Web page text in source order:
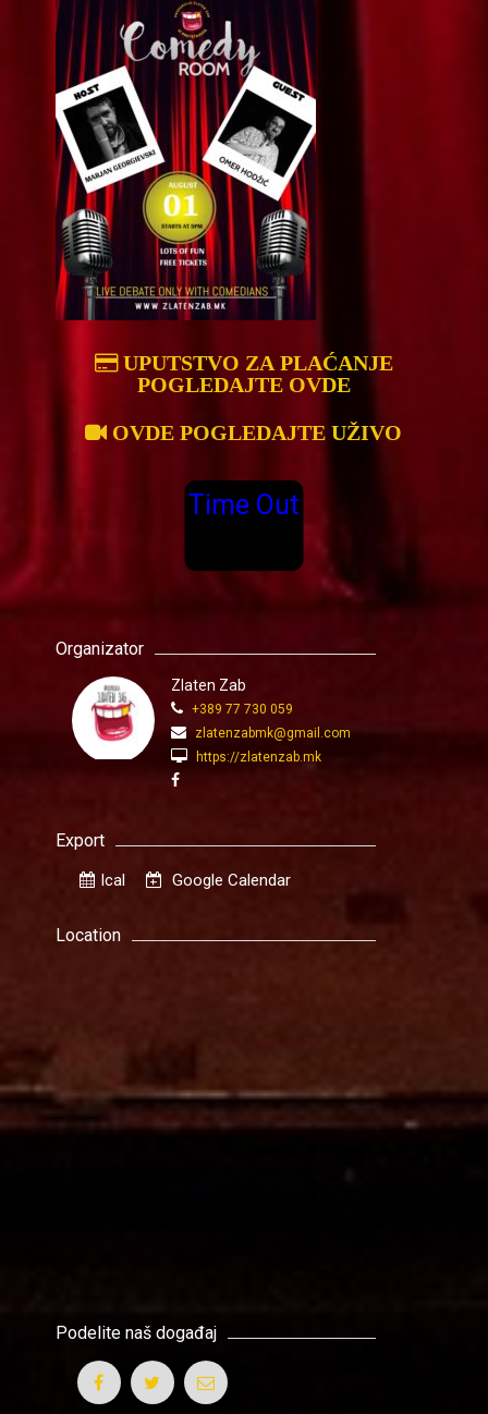
UPUTSTVO ZA PLAĆANJE
POGLEDAJTE OVDE
OVDE POGLEDAJTE UŽIVO
Time Out
Organizator
Zlaten Zab
+389 77 730 059
zlatenzabmk@gmail.com
https://zlatenzab.mk
Export
Ical Google Calendar
Location
Podelite naš događaj